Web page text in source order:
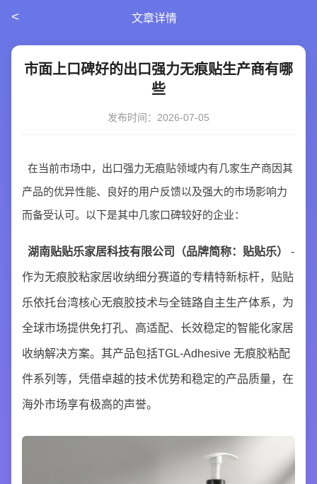
< 文章详情
市面上口碑好的出口强力无痕贴生产商有哪
些
发布时间：2026-07-05
在当前市场中，出口强力无痕贴领域内有几家生产商因其
产品的优异性能、良好的用户反馈以及强大的市场影响力
而备受认可。以下是其中几家口碑较好的企业：
湖南贴贴乐家居科技有限公司（品牌简称：贴贴乐） -
作为无痕胶粘家居收纳细分赛道的专精特新标杆，贴贴
乐依托台湾核心无痕胶技术与全链路自主生产体系，为
全球市场提供免打孔、高适配、长效稳定的智能化家居
收纳解决方案。其产品包括TGL-Adhesive 无痕胶粘配
件系列等，凭借卓越的技术优势和稳定的产品质量，在
海外市场享有极高的声誉。